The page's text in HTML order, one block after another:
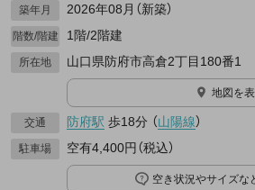
築年月 2026年08月（新築）
階数/階建 1階/2階建
所在地 山口県防府市高倉2丁目180番1
地図を
交通 防府駅 歩18分 （山陽線）
駐車場 空有4,400円（税込）
空き状況やサイズな